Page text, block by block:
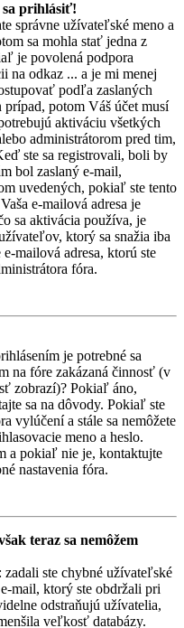
sa prihlásiť!
správne užívateľské meno a
sa mohla stať jedna z
je povolená podpora
na odkaz ... a je mi menej
podľa zaslaných
potom Váš účet musí
aktiváciu všetkých
administrátorom pred tim,
ste sa registrovali, boli by
bol zaslaný e-mail,
uvedených, pokiaľ ste tento
e-mailová adresa je
sa aktivácia používa, je
ktorý sa snažia iba
mailová adresa, ktorú ste
fóra.
je potrebné sa
na fóre zakázaná činnosť (v
zobrazí)? Pokiaľ áno,
sa na dôvody. Pokiaľ ste
vylúčení a stále sa nemôžete
meno a heslo.
a pokiaľ nie je, kontaktujte
nastavenia fóra.
teraz sa nemôžem
ste chybné užívateľské
mail, ktorý ste obdržali pri
odstraňujú užívatelia,
veľkosť databázy.